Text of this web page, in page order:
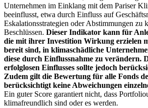
Unternehmen im Einklang mit dem Pariser
beeinflusst, etwa durch Einfluss auf
Eskalationsstrategien oder Abstimmungen zu
Beschlüssen. Dieser Indikator kann für
die mit ihrer Investition Wirkung erzielen
bereit sind, in klimaschädliche
diese durch Einflussnahme zu verändern.
erfolglosen Einflusses sollte jedoch
Zudem gilt die Bewertung für alle Fonds
berücksichtigt keine Abweichungen
Ein guter Score garantiert nicht, dass
klimafreundlich sind oder es werden.